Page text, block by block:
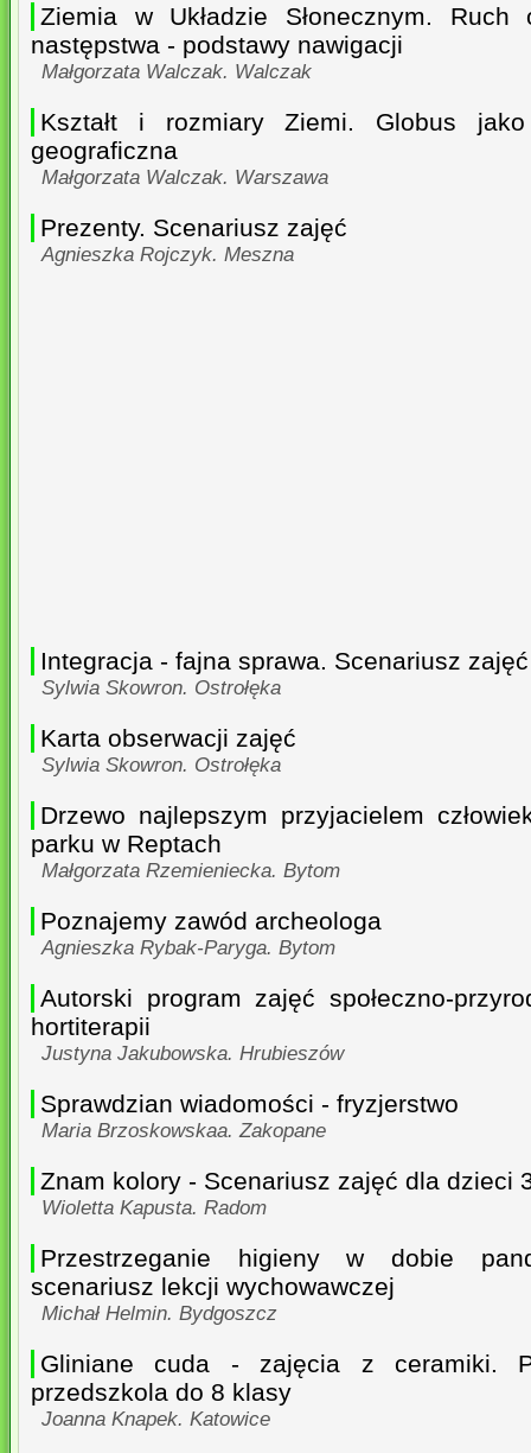
Ziemia w Układzie Słonecznym.
następstwa - podstawy nawigacji
Małgorzata Walczak. Walczak
Kształt i rozmiary Ziemi. Globus
geograficzna
Małgorzata Walczak. Warszawa
Prezenty. Scenariusz zajęć
Agnieszka Rojczyk. Meszna
Integracja - fajna sprawa. Scenariusz zajęć
Sylwia Skowron. Ostrołęka
Karta obserwacji zajęć
Sylwia Skowron. Ostrołęka
Drzewo najlepszym przyjacielem
parku w Reptach
Małgorzata Rzemieniecka. Bytom
Poznajemy zawód archeologa
Agnieszka Rybak-Paryga. Bytom
Autorski program zajęć społeczno-
hortiterapii
Justyna Jakubowska. Hrubieszów
Sprawdzian wiadomości - fryzjerstwo
Maria Brzoskowskaa. Zakopane
Znam kolory - Scenariusz zajęć dla dzieci
Wioletta Kapusta. Radom
Przestrzeganie higieny w dobie
scenariusz lekcji wychowawczej
Michał Helmin. Bydgoszcz
Gliniane cuda - zajęcia z ceramiki.
przedszkola do 8 klasy
Joanna Knapek. Katowice